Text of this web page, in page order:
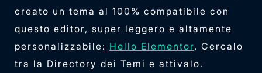
creato un tema al 100% compatibile con
questo editor, super leggero e altamente
personalizzabile: Hello Elementor. Cercalo
tra la Directory dei Temi e attivalo.